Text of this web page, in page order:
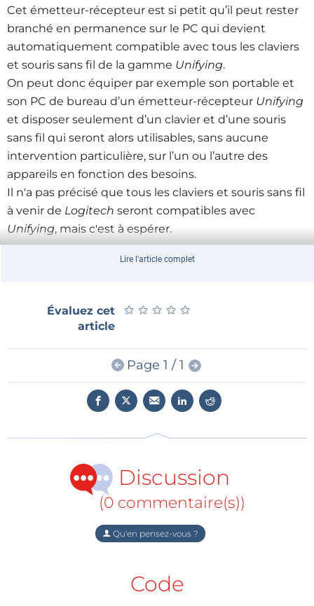
Cet émetteur-récepteur est si petit qu’il peut rester
branché en permanence sur le PC qui devient
automatiquement compatible avec tous les claviers
et souris sans fil de la gamme Unifying.
On peut donc équiper par exemple son portable et
son PC de bureau d’un émetteur-récepteur Unifying
et disposer seulement d’un clavier et d’une souris
sans fil qui seront alors utilisables, sans aucune
intervention particulière, sur l’un ou l’autre des
appareils en fonction des besoins.
Il n'a pas précisé que tous les claviers et souris sans fil
à venir de Logitech seront compatibles avec
Unifying, mais c'est à espérer.
Lire l'article complet
Évaluez cet
article
★ ★ ★ ★ ★
★ ★ ★ ★ ★
Page 1 / 1
Discussion
(0 commentaire(s))
Qu'en pensez-vous ?
Code